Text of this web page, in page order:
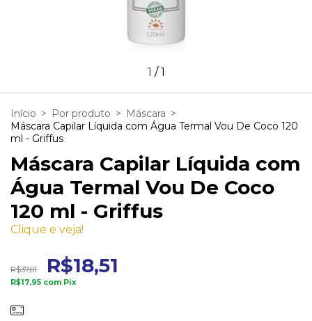
1 /1
Início > Por produto > Máscara >
Máscara Capilar Líquida com Água Termal Vou De Coco 120
ml - Griffus
Máscara Capilar Líquida com
Água Termal Vou De Coco
120 ml - Griffus
Clique e veja!
R$37,01 R$18,51
R$17,95 com Pix